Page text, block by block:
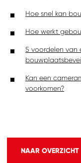
Hoe snel kan
Hoe werkt
5 voordelen van
Kan een
voorkomen?
NAAR OVERZICHT